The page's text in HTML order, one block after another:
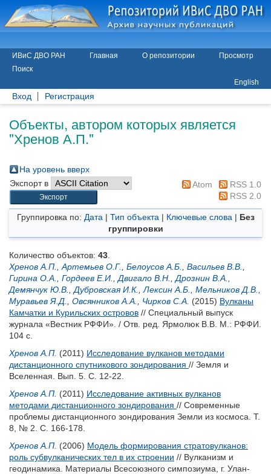
ИВиС ДВО РАН Главная О репозитории
Просмотр
Поиск
English
Вход Регистрация
Объекты, автором которых является
"Хренов А.П."
На уровень вверх
Экспорт в
Atom
RSS 1.0
RSS 2.0
Группировка по: Дата | Тип объекта | Ключевые слова | Без
группировки
Количество объектов: 43
Хренов А.П.
Артемьев О.Г. Белоусов А.Б. Васильев В.В.
Гирина О.А.
Гордеев Е.И. Двигало В.Н. Дрознин В.А.
Демянчук Ю.В.
Дубровская И.К. Лексин А.Б. Мельников Д.В.
Муравьев Я.Д.
Овсянников А.А. Чирков С.А. (2015) Вулканы
Камчатки и Курильских островов // Специальный выпуск
журнала «Вестник РФФИ». / Отв. ред. Ярмолюк В.В. М.: РФФИ.
104 с.
Хренов А.П. (2011) Исследование вулканов методами
дистанционного спутникового зондирования // Земля и
Вселенная. Вып. 5. С. 12-22.
Хренов А.П. (2011) Исследование активных вулканов
методами дистанционного зондирования // Современные
проблемы дистанционного зондирования Земли из космоса. Т.
8, № 2. С. 166-178.
Хренов А.П. (2006) Модель формирования стратовулканов:
роль субвулканических тел в их строении // Вулканизм и
геодинамика. Материалы Всесоюзного симпозиума, г. Улан-